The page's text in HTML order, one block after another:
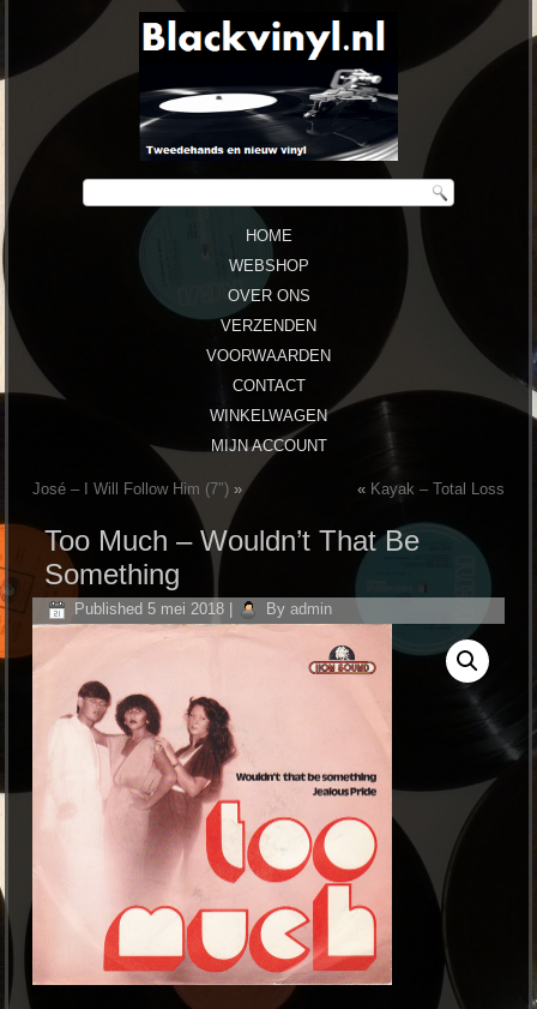
HOME
WEBSHOP
OVER ONS
VERZENDEN
VOORWAARDEN
CONTACT
WINKELWAGEN
MIJN ACCOUNT
José – I Will Follow Him (7″) » « Kayak ‎– Total Loss
Too Much ‎– Wouldn’t That Be
Something
Published 5 mei 2018 By admin